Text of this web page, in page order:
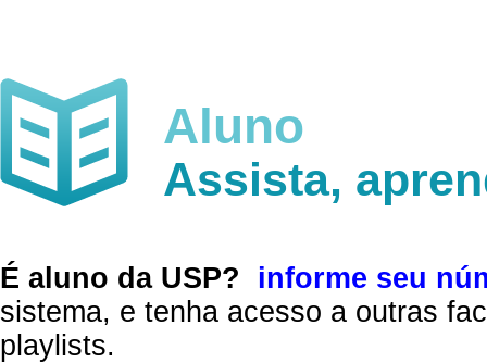
Aluno
Assista,
É aluno da USP?
informe seu
sistema, e tenha acesso a outras
playlists.